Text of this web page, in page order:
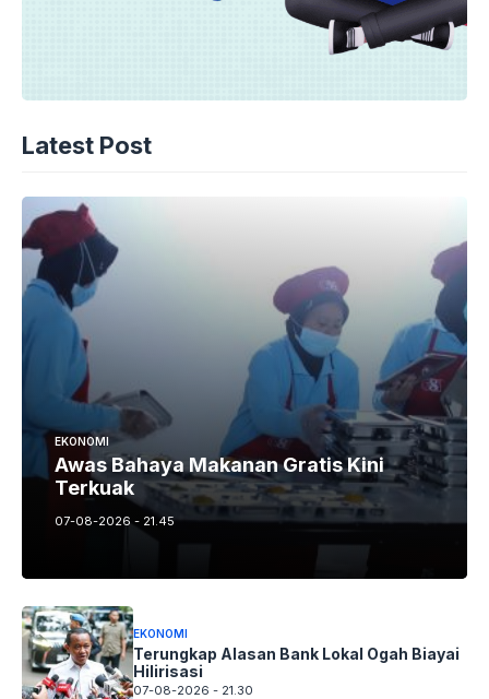
Latest Post
EKONOMI
Awas Bahaya Makanan Gratis Kini
Terkuak
07-08-2026 - 21.45
EKONOMI
Terungkap Alasan Bank Lokal Ogah Biayai
Hilirisasi
07-08-2026 - 21.30